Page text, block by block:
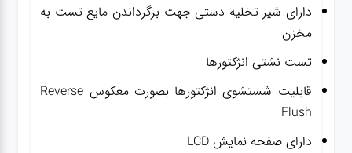
دارای شیر تخلیه دستی جهت برگرداندن مایع تست به
مخزن
تست نشتی انژکتورها
قابلیت شستشوی انژکتورها بصورت معکوس Reverse
Flush
دارای صفحه نمایش LCD